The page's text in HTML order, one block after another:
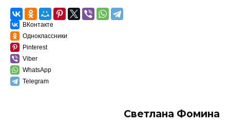
ВКонтакте
Одноклассники
Pinterest
Viber
WhatsApp
Telegram
Светлана Фомина